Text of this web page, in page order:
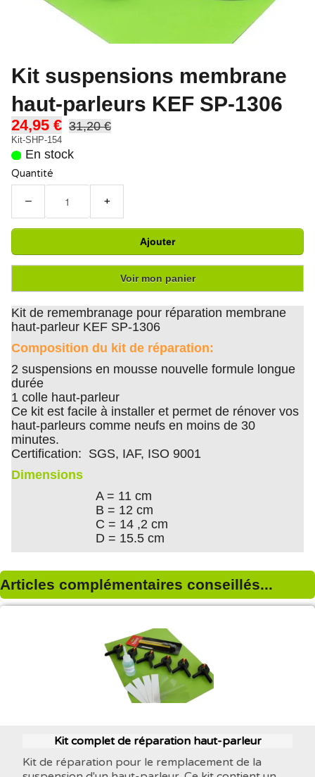
Kit suspensions membrane
haut-parleurs KEF SP-1306
24,95 € 31,20 €
Kit-SHP-154
En stock
Quantité
− +
Ajouter
Voir mon panier
Kit de remembranage pour réparation membrane
haut-parleur KEF SP-1306
Composition du kit de réparation:
2 suspensions en mousse nouvelle formule longue
durée
1 colle haut-parleur
Ce kit est facile à installer et permet de rénover vos
haut-parleurs comme neufs en moins de 30
minutes.
Certification: SGS, IAF, ISO 9001
Dimensions
A = 11 cm
B = 12 cm
C = 14 ,2 cm
D = 15.5 cm
Articles complémentaires conseillés...
Kit complet de réparation haut-parleur
Kit de réparation pour le remplacement de la